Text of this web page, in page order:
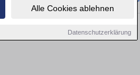
Alle Cookies ablehnen
Datenschutzerklärung